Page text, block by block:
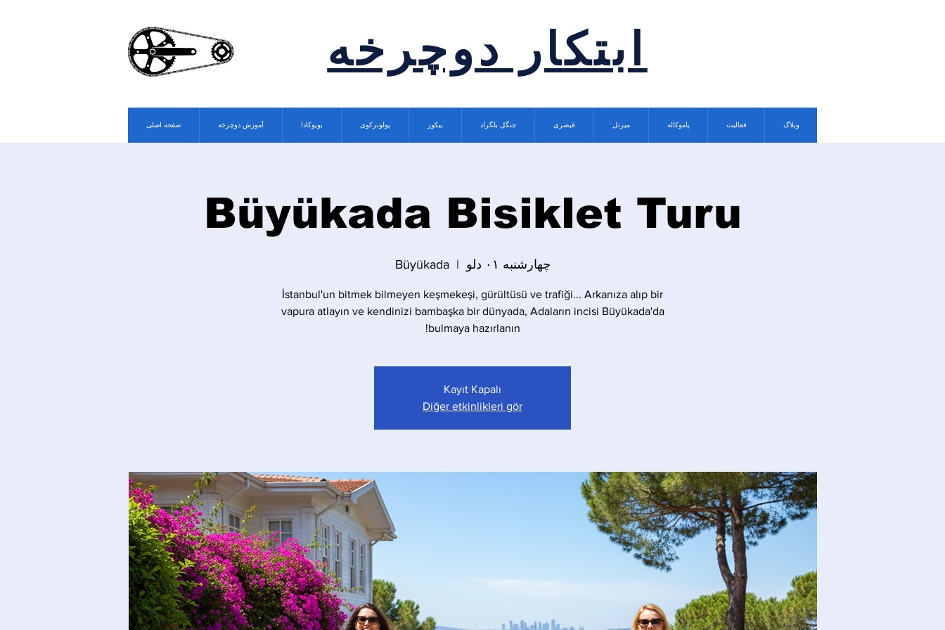
ابتکار دوچرخه
صفحه اصلی آموزش دوچرخه بویوکادا پولونزکوی بیکوز جنگل بلگراد قیصری میرتل پاموکاله فعالیت وبلاگ
Büyükada Bisiklet Turu
چهارشنبه ۰۱ دلو
  |
Büyükada
İstanbul'un bitmek bilmeyen keşmekeşi, gürültüsü ve trafiği... Arkanıza alıp bir
vapura atlayın ve kendinizi bambaşka bir dünyada, Adaların incisi Büyükada'da
bulmaya hazırlanın!
Kayıt Kapalı
Diğer etkinlikleri gör